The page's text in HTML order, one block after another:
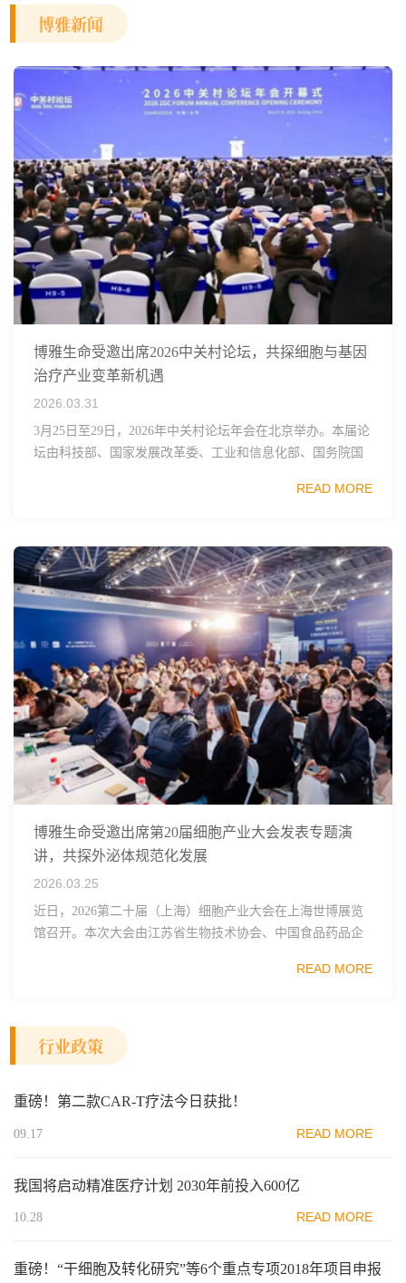
博雅新闻
博雅生命受邀出席2026中关村论坛，共探细胞与基因
治疗产业变革新机遇
2026.03.31
3月25日至29日，2026年中关村论坛年会在北京举办。本届论
坛由科技部、国家发展改革委、工业和信息化部、国务院国
READ MORE
博雅生命受邀出席第20届细胞产业大会发表专题演
讲，共探外泌体规范化发展
2026.03.25
近日，2026第二十届（上海）细胞产业大会在上海世博展览
馆召开。本次大会由江苏省生物技术协会、中国食品药品企
范区生物医药行业协会、瑞士日内瓦长寿科学...
READ MORE
行业政策
重磅！第二款CAR-T疗法今日获批！
09.17 READ MORE
我国将启动精准医疗计划 2030年前投入600亿
10.28 READ MORE
重磅！“干细胞及转化研究”等6个重点专项2018年项目申报